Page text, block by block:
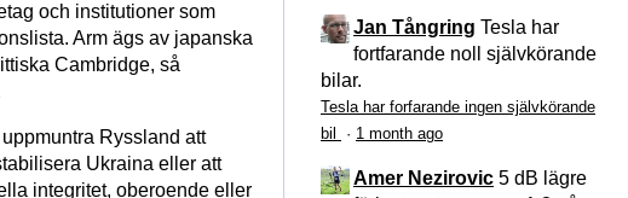
och institutioner som
Arm ägs av japanska
Cambridge, så
Ryssland att
Ukraina eller att
integritet, oberoende eller
Jan Tångring Tesla har
fortfarande noll självkörande
bilar.
Tesla har forfarande ingen självkörande
bil
· 1 month ago
Amer Nezirovic 5 dB lägre